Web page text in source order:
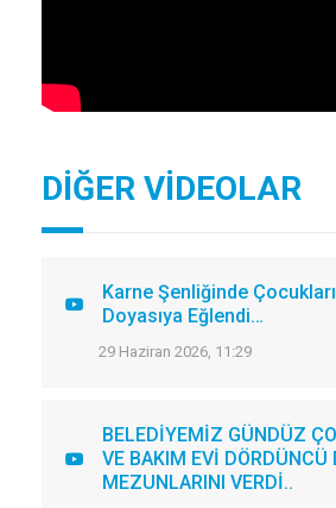
DİĞER VİDEOLAR
Karne Şenliğinde
Doyasıya Eğlendi…
29 Haziran 2026, 11:29
BELEDİYEMİZ GÜNDÜZ
VE BAKIM EVİ DÖRDÜNCÜ
MEZUNLARINI VERDİ..